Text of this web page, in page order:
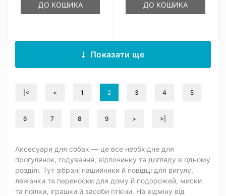
ДО КОШИКА ДО КОШИКА
Показати ще
|< < 1 2 3 4 5
6 7 8 9 > >|
Аксесуари для собак — це все необхідне для
прогулянок, годування, відпочинку та догляду в одному
розділі. Тут зібрані нашийники й повідці для вигулу,
лежанки та переноски для дому й подорожей, миски
та поїлки, іграшки й засоби гігієни. На відміну від